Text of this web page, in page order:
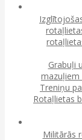
Grabuļi
mazuļiem
Treniņu
Rotaļlietas
Militārās